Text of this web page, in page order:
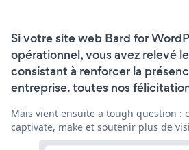
Si votre site web Bard for
opérationnel, vous avez relevé
consistant à renforcer la
entreprise. toutes nos
Mais vient ensuite a tough question :
captivate, make et soutenir plus de